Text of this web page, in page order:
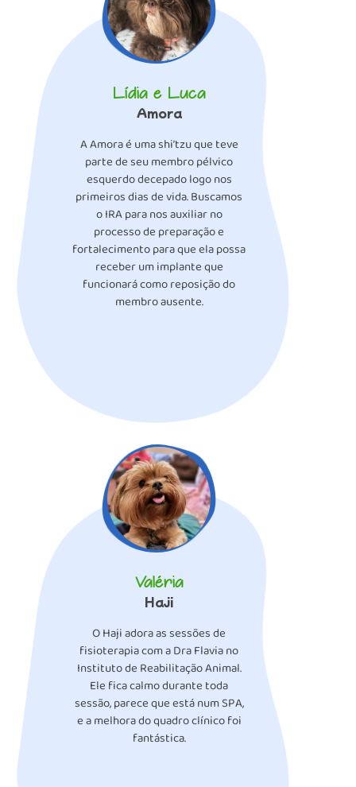
Lídia e Luca
Amora
A Amora é uma shi’tzu que teve
parte de seu membro pélvico
esquerdo decepado logo nos
primeiros dias de vida. Buscamos
o IRA para nos auxiliar no
processo de preparação e
fortalecimento para que ela possa
receber um implante que
funcionará como reposição do
membro ausente.
Valéria
Haji
O Haji adora as sessões de
fisioterapia com a Dra Flavia no
Instituto de Reabilitação Animal.
Ele fica calmo durante toda
sessão, parece que está num SPA,
e a melhora do quadro clínico foi
fantástica.